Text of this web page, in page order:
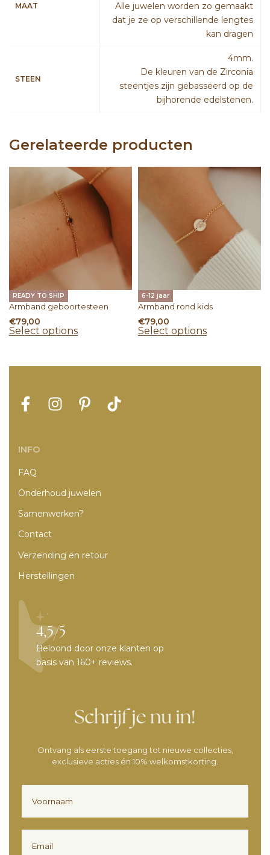
MAAT
Alle juwelen worden zo gemaakt
dat je ze op verschillende lengtes
kan dragen
STEEN
4mm.
De kleuren van de Zirconia
steentjes zijn gebasseerd op de
bijhorende edelstenen.
Gerelateerde producten
READY TO SHIP
Armband geboortesteen
€79,00
Select options
6-12 jaar
Armband rond kids
€79,00
Select options
INFO
FAQ
Onderhoud juwelen
Samenwerken?
Contact
Verzending en retour
Herstellingen
4,5/5
Beloond door onze klanten op
basis van 160+ reviews.
Ontvang als eerste toegang tot nieuwe collecties,
exclusieve acties én 10% welkomstkorting.